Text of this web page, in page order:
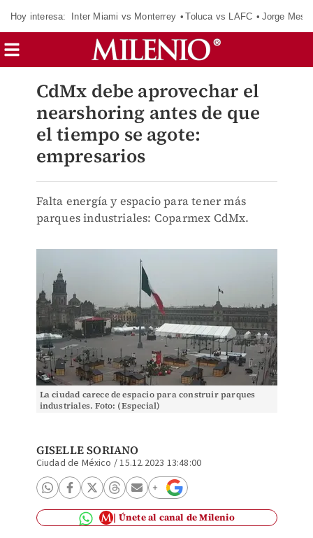
Hoy interesa: Inter Miami vs Monterrey Toluca vs LAFC Jorge Messi
CdMx debe aprovechar el
nearshoring antes de que
el tiempo se agote:
empresarios
Falta energía y espacio para tener más
parques industriales: Coparmex CdMx.
La ciudad carece de espacio para construir parques
industriales. Foto: (Especial)
GISELLE SORIANO
Ciudad de México /15.12.2023 13:48:00
Únete al canal de Milenio